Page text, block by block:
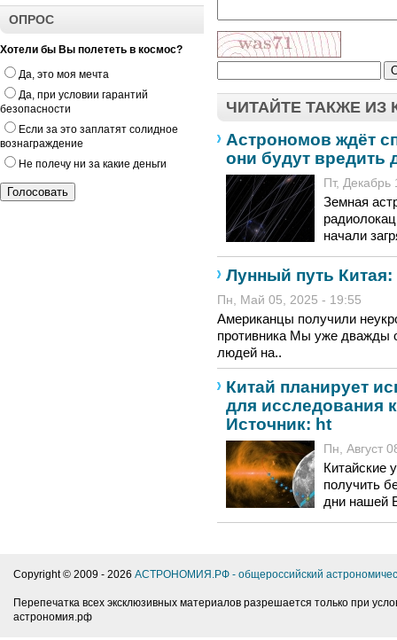
ОПРОС
Хотели бы Вы полететь в космос?
Да, это моя мечта
Да, при условии гарантий
безопасности
Если за это заплатят солидное
вознаграждение
Не полечу ни за какие деньги
ЧИТАЙТЕ ТАКЖЕ ИЗ
Астрономов ждёт
они будут вредить
Пт,
Земная
начали
Лунный путь
Пн, Май 05, 2025 - 19:55
Американцы получили
противника Мы уже дважды
людей на..
Китай планирует
для исследования
Источник: ht
Пн, Август
Китайские
получить
дни нашей
Copyright © 2009 - 2026 АСТРОНОМИЯ.РФ - общероссийский
Перепечатка всех эксклюзивных материалов разрешается только при
астрономия.рф